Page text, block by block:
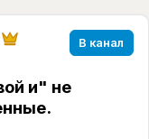
В канал
и" не